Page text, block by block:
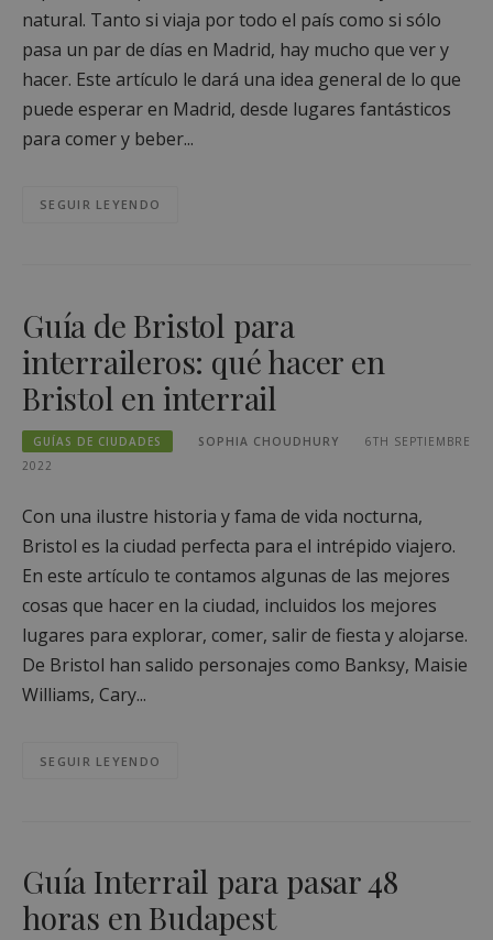
natural. Tanto si viaja por todo el país como si sólo
pasa un par de días en Madrid, hay mucho que ver y
hacer. Este artículo le dará una idea general de lo que
puede esperar en Madrid, desde lugares fantásticos
para comer y beber...
SEGUIR LEYENDO
Guía de Bristol para
interraileros: qué hacer en
Bristol en interrail
GUÍAS DE CIUDADES SOPHIA CHOUDHURY
6TH SEPTIEMBRE
2022
Con una ilustre historia y fama de vida nocturna,
Bristol es la ciudad perfecta para el intrépido viajero.
En este artículo te contamos algunas de las mejores
cosas que hacer en la ciudad, incluidos los mejores
lugares para explorar, comer, salir de fiesta y alojarse.
De Bristol han salido personajes como Banksy, Maisie
Williams, Cary...
SEGUIR LEYENDO
Guía Interrail para pasar 48
horas en Budapest